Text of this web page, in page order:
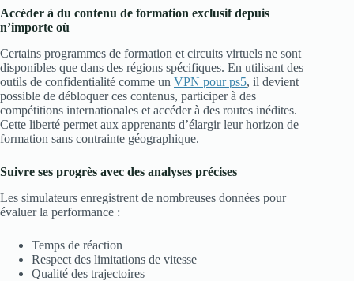
Accéder à du contenu de formation exclusif depuis
n’importe où
Certains programmes de formation et circuits virtuels ne sont
disponibles que dans des régions spécifiques. En utilisant des
outils de confidentialité comme un VPN pour ps5, il devient
possible de débloquer ces contenus, participer à des
compétitions internationales et accéder à des routes inédites.
Cette liberté permet aux apprenants d’élargir leur horizon de
formation sans contrainte géographique.
Suivre ses progrès avec des analyses précises
Les simulateurs enregistrent de nombreuses données pour
évaluer la performance :
Temps de réaction
Respect des limitations de vitesse
Qualité des trajectoires